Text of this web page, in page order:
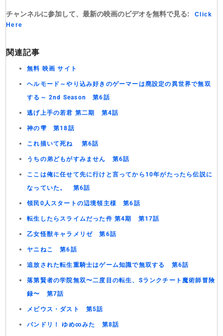
チャンネルに参加して、最新の映画のビデオを無料で見る:
Click
Here
関連記事
無料 映画 サイト
ヘルモード～やり込み好きのゲーマーは廃設定の異世界で無双
する～ 2nd Season 第6話
逃げ上手の若君 第二期 第4話
神の雫 第18話
これ描いて死ね 第6話
うちの弟どもがすみません 第6話
ここは俺に任せて先に行けと言ってから10年がたったら伝説に
なっていた。 第6話
領民0人スタートの辺境領主様 第6話
転生したらスライムだった件 第4期 第17話
乙女怪獣キャラメリゼ 第6話
ヤニねこ 第6話
追放された転生重騎士はゲーム知識で無双する 第6話
落第賢者の学院無双〜二度目の転生、Sランクチート魔術師冒険
録〜 第7話
メビウス・ダスト 第5話
バンドリ！ ゆめ∞みた 第8話